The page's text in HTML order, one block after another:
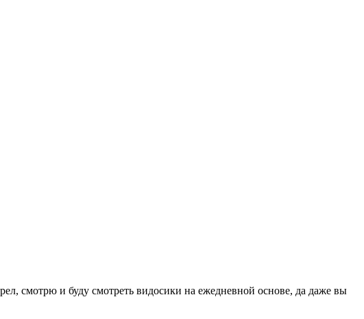
смотрю и буду смотреть видосики на ежедневной основе, да даже вы